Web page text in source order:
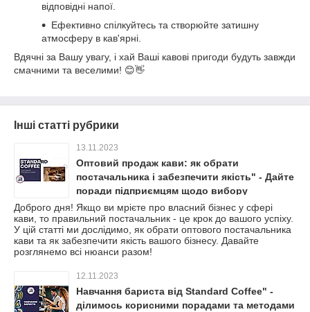
відповідні напої.
Ефективно спілкуйтесь та створюйте затишну
атмосферу в кав'ярні.
Вдячні за Вашу увагу, і хай Ваші кавові пригоди будуть завжди
смачними та веселими! 😊👋
Інші статті рубрики
13.11.2023
Оптовий продаж кави: як обрати
постачальника і забезпечити якість" - Дайте
поради підприємцям щодо вибору
надійного постачальника кави для їхнього
бізнесу.
Доброго дня! Якщо ви мрієте про власний бізнес у сфері
кави, то правильний постачальник - це крок до вашого успіху.
У цій статті ми дослідимо, як обрати оптового постачальника
кави та як забезпечити якість вашого бізнесу. Давайте
розглянемо всі нюанси разом!
12.11.2023
Навчання бариста від Standard Coffee" -
ділимось корисними порадами та методами